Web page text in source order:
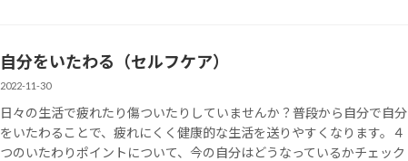
自分をいたわる（セルフケア）
2022-11-30
日々の生活で疲れたり傷ついたりしていませんか？普段から自分で自分
をいたわることで、疲れにくく健康的な生活を送りやすくなります。４
つのいたわりポイントについて、今の自分はどうなっているかチェック